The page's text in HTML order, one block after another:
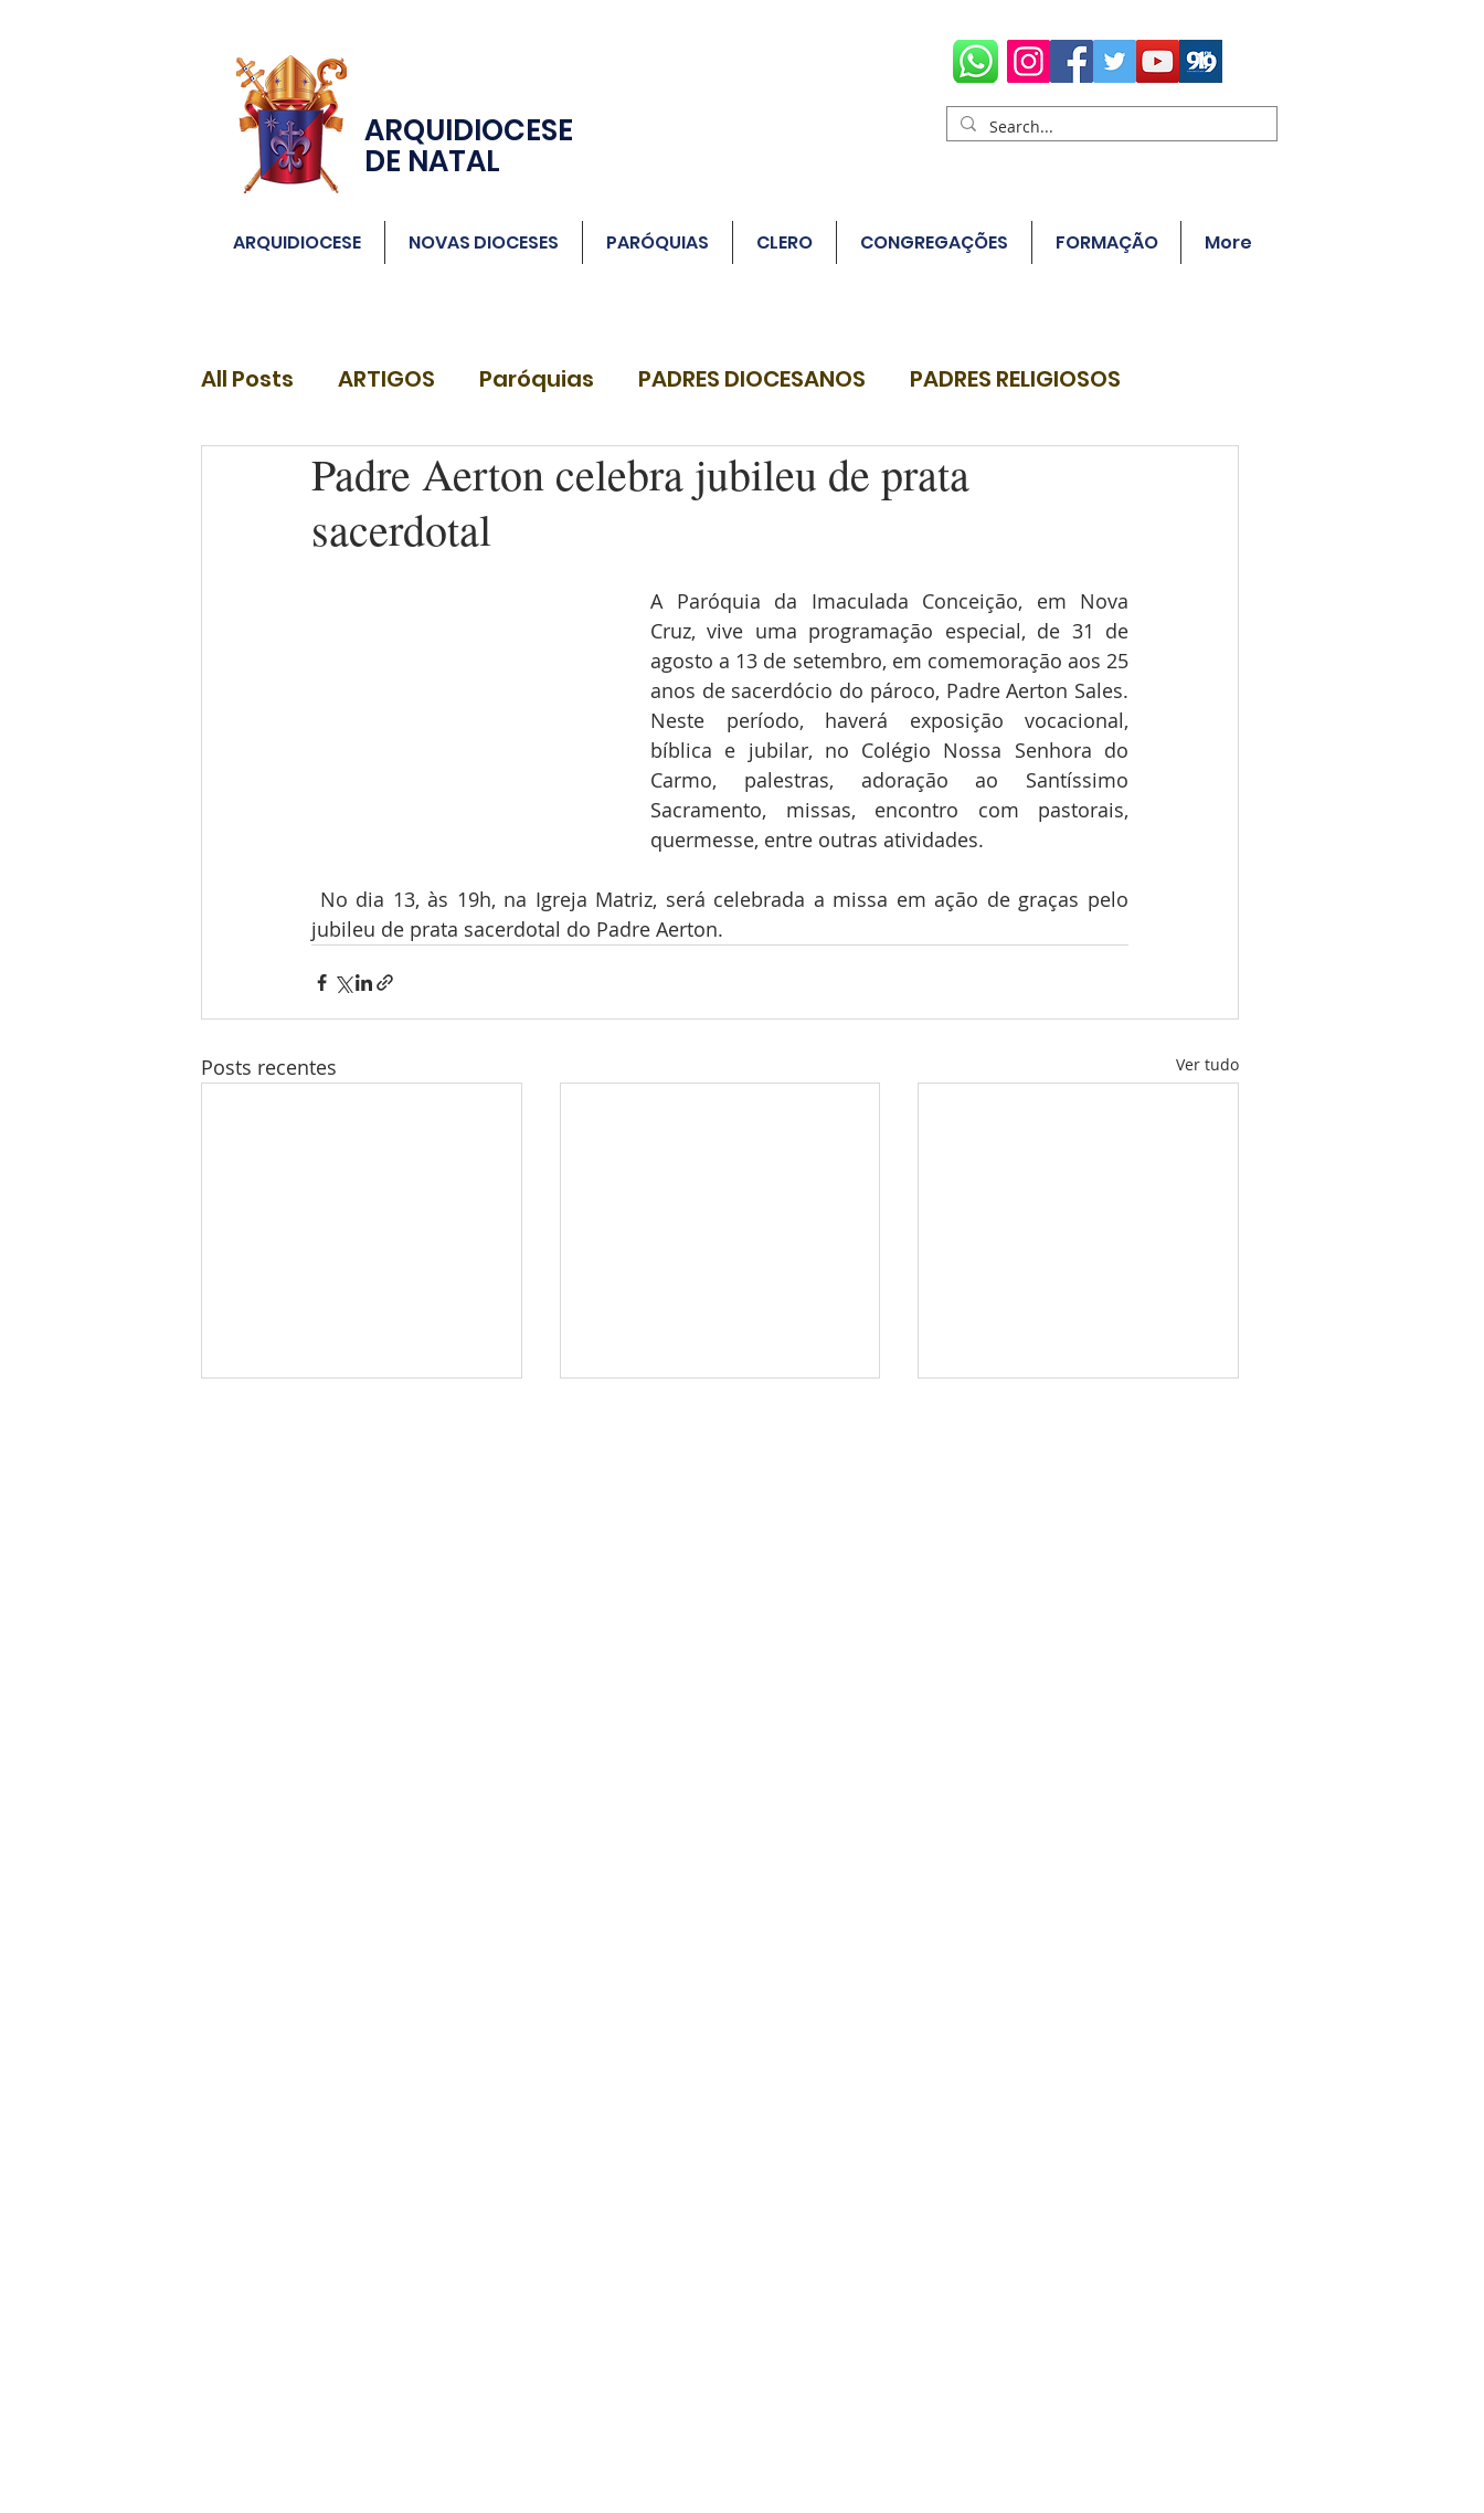
ARQUIDIOCESE
DE NATAL
ARQUIDIOCESE NOVAS DIOCESES PARÓQUIAS CLERO CONGREGAÇÕES FORMAÇÃO More
All Posts ARTIGOS Paróquias PADRES DIOCESANOS PADRES RELIGIOSOS
DIÁCONOSPadre Aerton celebra jubileu de prata
sacerdotal
A Paróquia da Imaculada Conceição, em Nova
Cruz, vive uma programação especial, de 31 de
agosto a 13 de setembro, em comemoração aos 25
anos de sacerdócio do pároco, Padre Aerton Sales.
Neste período, haverá exposição vocacional,
bíblica e jubilar, no Colégio Nossa Senhora do
Carmo, palestras, adoração ao Santíssimo
Sacramento, missas, encontro com pastorais,
quermesse, entre outras atividades.
jubileu de prata sacerdotal do Padre Aerton.
Posts recentes Ver tudo